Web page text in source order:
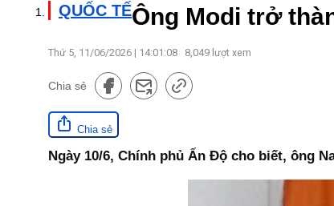
QUỐC TẾÔng Modi trở
Thứ 5, 11/06/2026 | 14:01:08 8,049 lượt xem
Chia sẻ
Chia sẻ
Ngày 10/6, Chính phủ Ấn Độ cho biết, ông